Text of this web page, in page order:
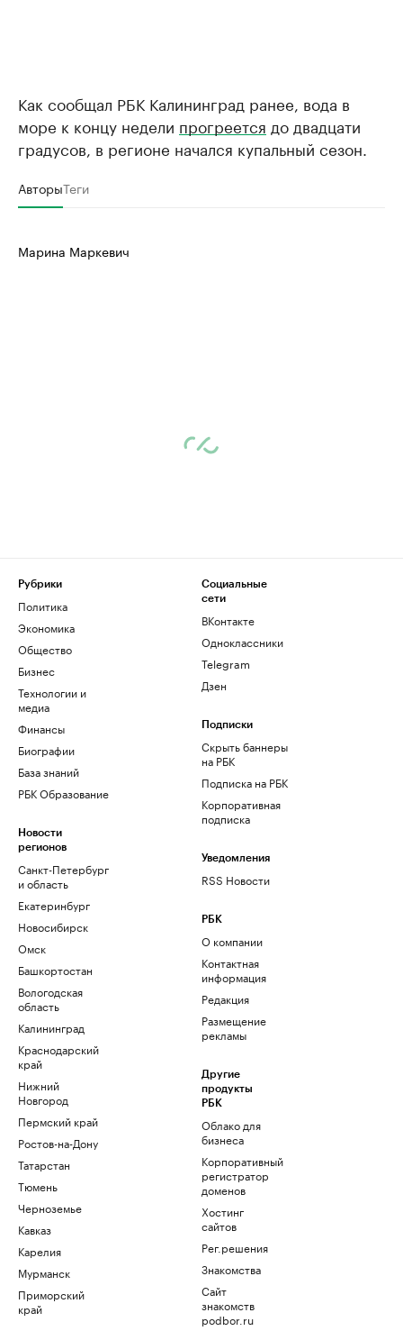
Как сообщал РБК Калининград ранее, вода в
море к концу недели прогреется до двадцати
градусов, в регионе начался купальный сезон.
АвторыТеги
Марина Маркевич
Рубрики
Политика
Экономика
Общество
Бизнес
Технологии и
медиа
Финансы
Биографии
База знаний
РБК Образование
Новости
регионов
Санкт-Петербург
и область
Екатеринбург
Новосибирск
Омск
Башкортостан
Вологодская
область
Калининград
Краснодарский
край
Нижний
Новгород
Пермский край
Ростов-на-Дону
Татарстан
Тюмень
Черноземье
Кавказ
Карелия
Мурманск
Приморский
край
Социальные
сети
ВКонтакте
Одноклассники
Telegram
Дзен
Подписки
Скрыть баннеры
на РБК
Подписка на РБК
Корпоративная
подписка
Уведомления
RSS Новости
РБК
О компании
Контактная
информация
Редакция
Размещение
рекламы
Другие
продукты
РБК
Облако для
бизнеса
Корпоративный
регистратор
доменов
Хостинг
сайтов
Рег.решения
Знакомства
Сайт
знакомств
podbor.ru